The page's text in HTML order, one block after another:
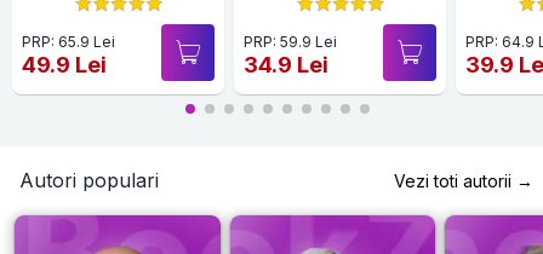
PRP: 65.9 Lei
49.9 Lei
PRP: 59.9 Lei
34.9 Lei
PRP: 64.9
39.9
Autori populari Vezi toti autorii →